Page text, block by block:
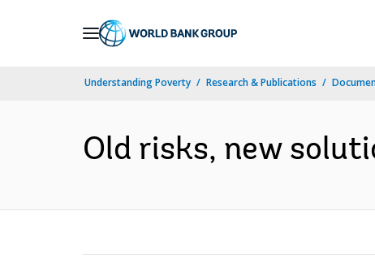
Understanding Poverty Research & Publications
Old risks, new